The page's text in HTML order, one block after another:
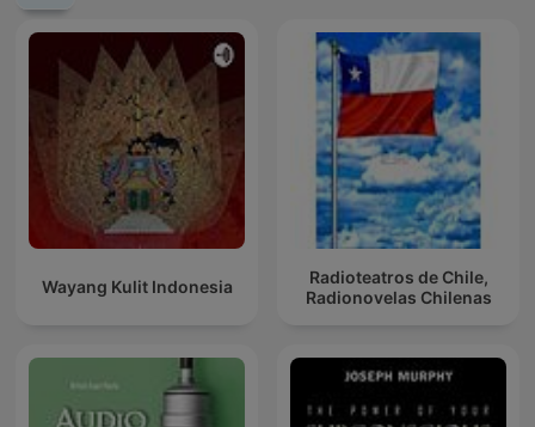
Wayang Kulit Indonesia
Radioteatros de Chile,
Radionovelas Chilenas